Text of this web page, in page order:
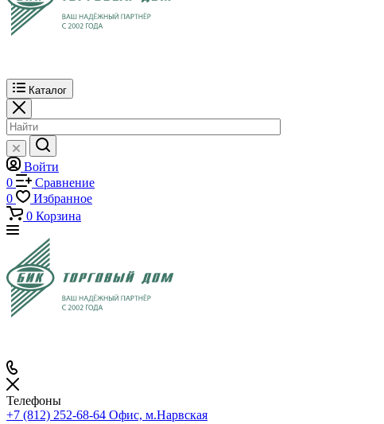
Каталог
Войти
0
Сравнение
0
Избранное
0 Корзина
Телефоны
+7 (812) 252-68-64 Офис, м.Нарвская